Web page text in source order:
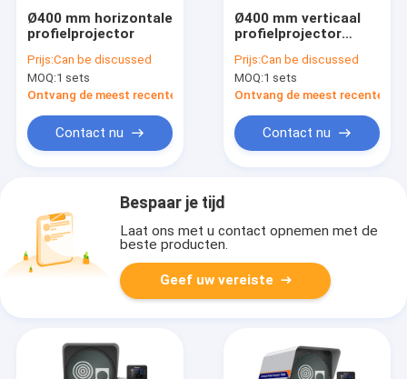
Ø400 mm horizontale
profielprojector
Prijs:Can be discussed
MOQ:1 sets
Ontvang de meest recente Prijs
Contact nu
Ø400 mm verticaal
profielprojector
digitaal
meetprojector
Prijs:Can be discussed
MOQ:1 sets
Ontvang de meest recente
Contact nu
Bespaar je tijd
Laat ons met u contact opnemen met de
beste producten.
Geef uw vereiste